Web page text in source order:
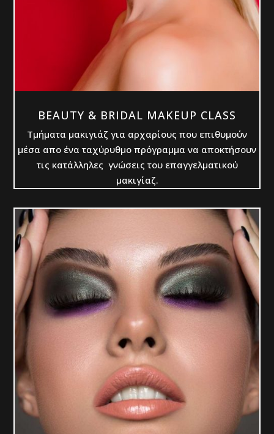
BEAUTY & BRIDAL MAKEUP CLASS
Τμήματα μακιγιάζ για αρχαρίους που επιθυμούν
μέσα απο ένα ταχύρυθμο πρόγραμμα να αποκτήσουν
τις κατάλληλες γνώσεις του επαγγελματικού
μακιγίαζ.